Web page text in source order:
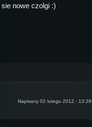
nowe czolgi :)
Napisany 02 lutego 2012 - 13:28